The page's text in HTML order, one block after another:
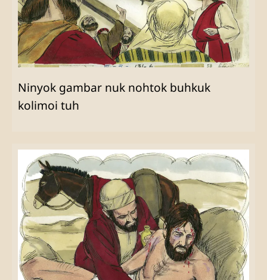
Ninyok gambar nuk nohtok buhkuk
kolimoi tuh